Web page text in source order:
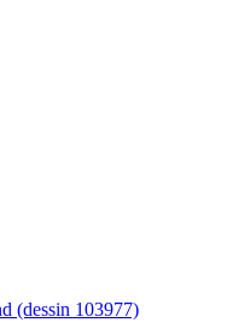
(dessin 103977)